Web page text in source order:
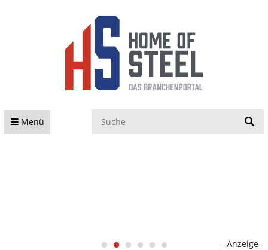
Menü
- Anzeige -